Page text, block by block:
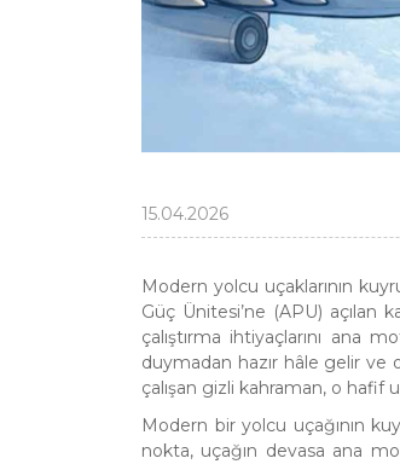
15.04.2026
Modern yolcu uçaklarının
Güç Ünitesi’ne (APU)
çalıştırma ihtiyaçlarını ana
duymadan hazır hâle gelir
çalışan gizli kahraman, o hafif
Modern bir yolcu uçağının
nokta, uçağın devasa ana